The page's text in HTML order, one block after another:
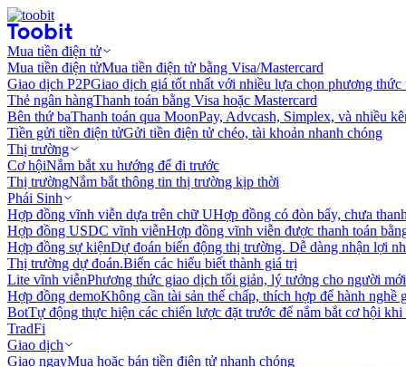
Mua tiền điện tử
Mua tiền điện tửMua tiền điện tử bằng Visa/Mastercard
Giao dịch P2PGiao dịch giá tốt nhất với nhiều lựa chọn phương thức
Thẻ ngân hàngThanh toán bằng Visa hoặc Mastercard
Bên thứ baThanh toán qua MoonPay, Advcash, Simplex, và nhiều
Tiền gửi tiền điện tửGửi tiền điện tử chéo, tài khoản nhanh chóng
Thị trường
Cơ hộiNắm bắt xu hướng để đi trước
Thị trườngNắm bắt thông tin thị trường kịp thời
Phái Sinh
Hợp đồng vĩnh viễn dựa trên chữ UHợp đồng có đòn bẩy, chưa
Hợp đồng USDC vĩnh viễnHợp đồng vĩnh viễn được thanh toán
Hợp đồng sự kiệnDự đoán biến động thị trường. Dễ dàng nhận lợi
Thị trường dự đoán.Biến các hiểu biết thành giá trị
Lite vĩnh viễnPhương thức giao dịch tối giản, lý tưởng cho người
Hợp đồng demoKhông cần tài sản thế chấp, thích hợp để hành nghề
BotTự động thực hiện các chiến lược đặt trước để nắm bắt cơ hội
TradFi
Giao dịch
Giao ngayMua hoặc bán tiền điện tử nhanh chóng